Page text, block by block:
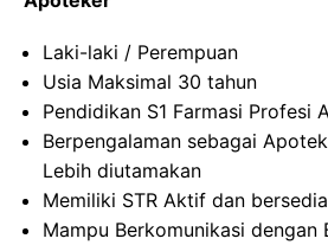
Laki-laki / Perempuan
Usia Maksimal 30 tahun
Pendidikan S1 Farmasi Profesi
Berpengalaman sebagai
Lebih diutamakan
Memiliki STR Aktif dan
Mampu Berkomunikasi dengan